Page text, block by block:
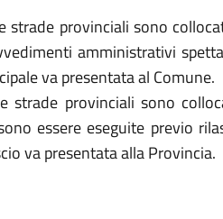
strade provinciali sono
amministrativi
va presentata al Comune.
strade provinciali sono
essere eseguite previo
va presentata alla Provincia.